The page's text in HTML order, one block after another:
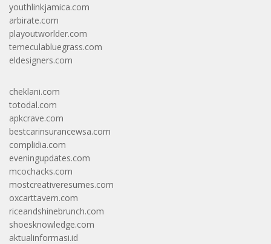
youthlinkjamica.com
arbirate.com
playoutworlder.com
temeculabluegrass.com
eldesigners.com
cheklani.com
totodal.com
apkcrave.com
bestcarinsurancewsa.com
complidia.com
eveningupdates.com
mcochacks.com
mostcreativeresumes.com
oxcarttavern.com
riceandshinebrunch.com
shoesknowledge.com
aktualinformasi.id